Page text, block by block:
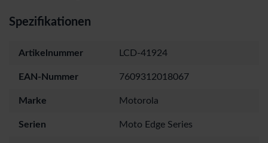
Spezifikationen
Artikelnummer LCD-41924
EAN-Nummer 7609312018067
Marke Motorola
Serien Moto Edge Series